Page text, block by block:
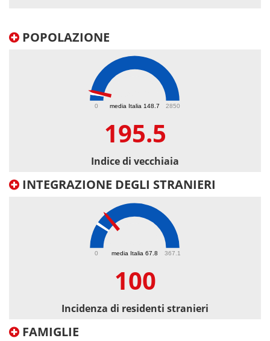
POPOLAZIONE
media Italia 148.7
0 2850
195.5
Indice di vecchiaia
INTEGRAZIONE DEGLI STRANIERI
media Italia 67.8
0 367.1
100
Incidenza di residenti stranieri
FAMIGLIE